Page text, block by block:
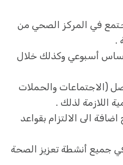
في المركز الصحي من
.
أساس أسبوعي وكذلك خلال
(الاجتماعات والحملات
اللازمة لذلك .
الى الالتزام بقواعد